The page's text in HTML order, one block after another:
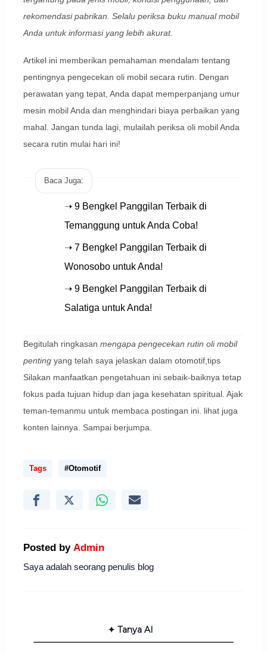
rekomendasi pabrikan. Selalu periksa buku manual mobil
Anda untuk informasi yang lebih akurat.
Artikel ini memberikan pemahaman mendalam tentang
pentingnya pengecekan oli mobil secara rutin. Dengan
perawatan yang tepat, Anda dapat memperpanjang umur
mesin mobil Anda dan menghindari biaya perbaikan yang
mahal. Jangan tunda lagi, mulailah periksa oli mobil Anda
secara rutin mulai hari ini!
Baca Juga:
➝ 9 Bengkel Panggilan Terbaik di
Temanggung untuk Anda Coba!
➝ 7 Bengkel Panggilan Terbaik di
Wonosobo untuk Anda!
➝ 9 Bengkel Panggilan Terbaik di
Salatiga untuk Anda!
Begitulah ringkasan mengapa pengecekan rutin oli mobil
pentingyang telah saya jelaskan dalam otomotif,tips
Silakan manfaatkan pengetahuan ini sebaik-baiknya tetap
fokus pada tujuan hidup dan jaga kesehatan spiritual. Ajak
teman-temanmu untuk membaca postingan ini. lihat juga
konten lainnya. Sampai berjumpa.
Tags #Otomotif
Posted by Admin
Saya adalah seorang penulis blog
✦ Tanya AI